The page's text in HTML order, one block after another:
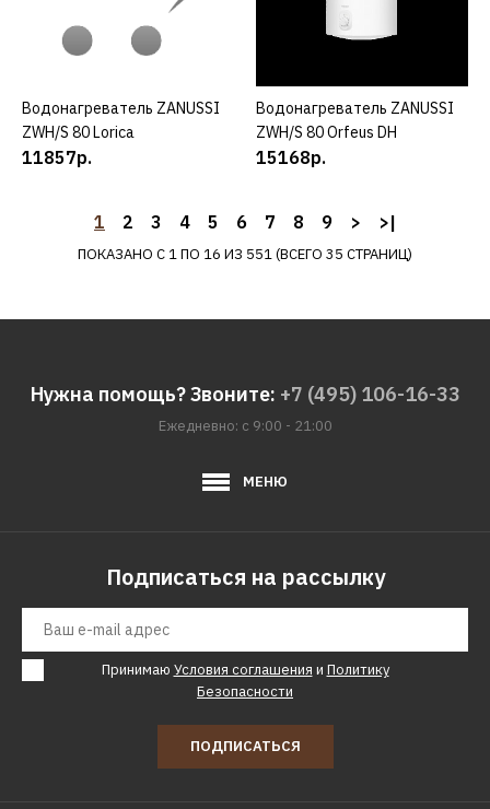
ДОБАВИТЬ К СРАВНЕНИЮ
ДОБАВИТЬ В ПОЖЕЛАНИЯ
Варочная поверхность
ZANUSSI CKZ6432KM
22400р.
ДОБАВИТЬ К СРАВНЕНИЮ
ZANUSSI
Варочная поверхность
КУПИТЬ
ДОБАВИТЬ В ПОЖЕЛАНИЯ
Варочная поверхность
ZANUSSI CPZ64420KC
КУПИТЬ
Водонагреватель ZANUSSI
ZWH/S 80 Lorica
11857р.
КУПИТЬ
Водонагреватель ZANUSSI
ZWH/S 80 Orfeus DH
15168р.
1 2 3 4 5 6 7 8 9 > >|
ПОКАЗАНО С 1 ПО 16 ИЗ 551 (ВСЕГО 35 СТРАНИЦ)
Нужна помощь? Звоните: +7 (495) 106-16-33
Ежедневно: с 9:00 - 21:00
МЕНЮ
Подписаться на рассылку
Принимаю Условия соглашения и Политику
Безопасности
ПОДПИСАТЬСЯ